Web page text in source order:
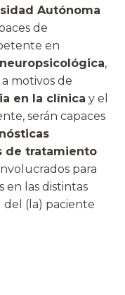
Autónoma
de
en
,
motivos de
en la clínica y el
serán capaces
de tratamiento
para
en las distintas
del (la) paciente